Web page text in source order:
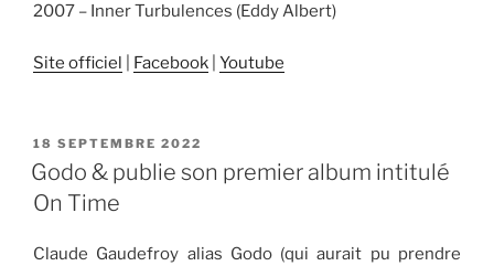
2007 – Inner Turbulences (Eddy Albert)
Site officiel Facebook Youtube
PUBLIÉ
LE
18 SEPTEMBRE 2022
Godo & publie son premier album intitulé
On Time
Claude Gaudefroy alias Godo (qui aurait pu prendre